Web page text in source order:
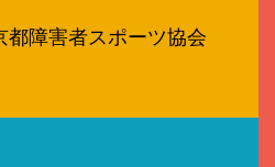
都障害者スポーツ協会